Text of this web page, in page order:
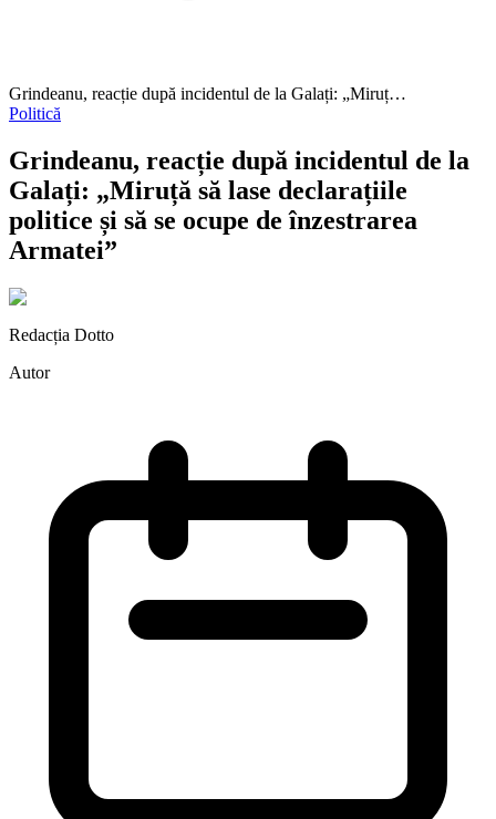
Grindeanu, reacție după incidentul de la Galați: „Miruț…
Politică
Grindeanu, reacție după incidentul de la
Galați: „Miruță să lase declarațiile
politice și să se ocupe de înzestrarea
Armatei”
Redacția Dotto
Autor